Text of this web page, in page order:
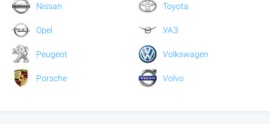
Nissan
Opel
Peugeot
Porsche
Toyota
УАЗ
Volkswagen
Volvo